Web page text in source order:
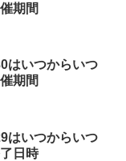
期間
はいつからいつ
期間
はいつからいつ
日時